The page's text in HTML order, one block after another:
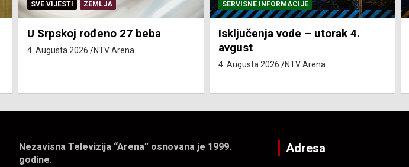
SERVISNE INFORMACIJE
Isključenja vode – utorak 4.
avgust
SERVISNE INFORMACIJE
Isključenja el. energije – utorak
4. avgust
4. Augusta 2026. NTV Arena
Nezavisna Televizija “Arena” osnovana je 1999.
godine.
Adresa